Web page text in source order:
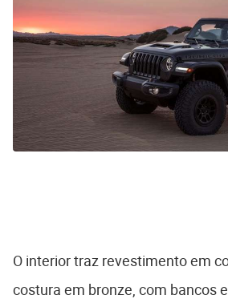
O interior traz revestimento em
costura em bronze, com bancos